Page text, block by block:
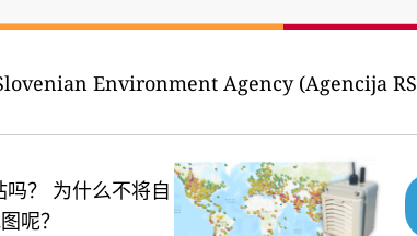
Environment Agency (Agencija
？
为什么不将自
呢？